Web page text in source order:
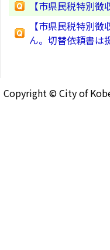
【市県民税特別
【市県民税特別
ん。切替依頼書は
Copyright © City of